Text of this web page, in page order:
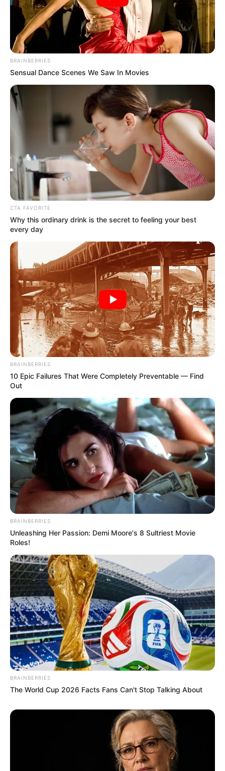
BRAINBERRIES
Sensual Dance Scenes We Saw In Movies
CTA FAVORITE
Why this ordinary drink is the secret to feeling your best
every day
BRAINBERRIES
10 Epic Failures That Were Completely Preventable — Find
Out
BRAINBERRIES
Unleashing Her Passion: Demi Moore's 8 Sultriest Movie
Roles!
BRAINBERRIES
The World Cup 2026 Facts Fans Can't Stop Talking About